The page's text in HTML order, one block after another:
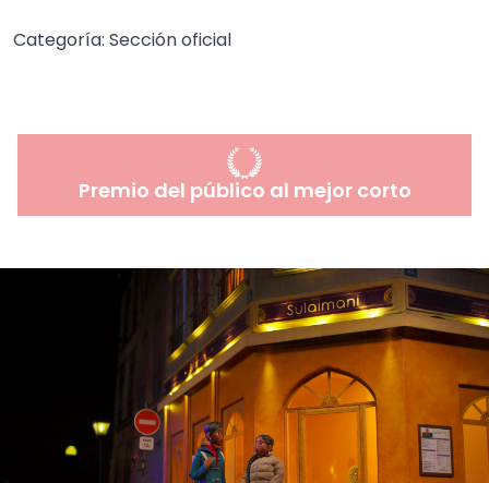
Categoría: Sección oficial
Premio del público al mejor corto